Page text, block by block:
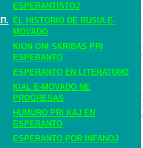
ESPERANTISTOJ
EL HISTORIO DE RUSIA E-
MOVADO
KION ONI SKRIBAS PRI
ESPERANTO
ESPERANTO EN LITERATURO
KIAL E-MOVADO NE
PROGRESAS
HUMURO PRI KAJ EN
ESPERANTO
ESPERANTO POR INFANOJ